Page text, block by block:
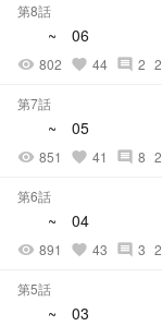
第8話
~ 06
visibility 802 favorite 44 comment 2
第7話
~ 05
visibility 851 favorite 41 comment 8
第6話
~ 04
visibility 891 favorite 43 comment 3
第5話
~ 03